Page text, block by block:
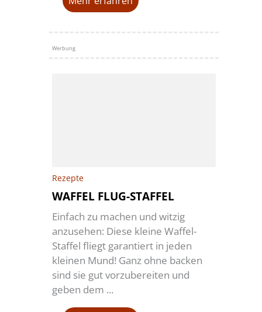
Werbung
Rezepte
WAFFEL FLUG-STAFFEL
Einfach zu machen und witzig
anzusehen: Diese kleine Waffel-
Staffel fliegt garantiert in jeden
kleinen Mund! Ganz ohne backen
sind sie gut vorzubereiten und
geben dem ...